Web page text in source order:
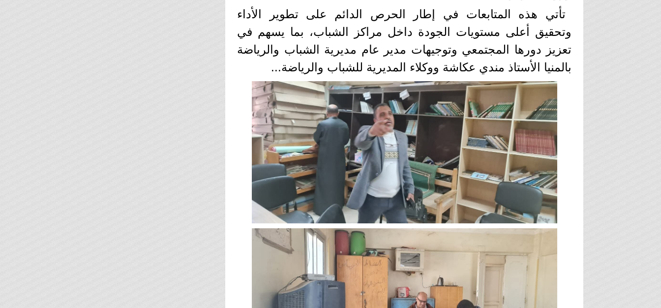
تأتي هذه المتابعات في إطار الحرص الدائم على تطوير الأداء
وتحقيق أعلى مستويات الجودة داخل مراكز الشباب، بما يسهم في
تعزيز دورها المجتمعي وتوجيهات مدير عام مديرية الشباب والرياضة
بالمنيا الأستاذ مندي عكاشة ووكلاء المديرية للشباب والرياضة...